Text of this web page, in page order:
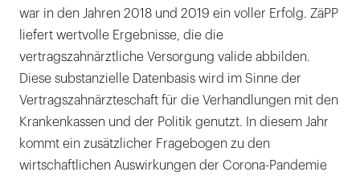
war in den Jahren 2018 und 2019 ein voller Erfolg. ZäPP
liefert wertvolle Ergebnisse, die die
vertragszahnärztliche Versorgung valide abbilden.
Diese substanzielle Datenbasis wird im Sinne der
Vertragszahnärzteschaft für die Verhandlungen mit den
Krankenkassen und der Politik genutzt. In diesem Jahr
kommt ein zusätzlicher Fragebogen zu den
wirtschaftlichen Auswirkungen der Corona-Pandemie